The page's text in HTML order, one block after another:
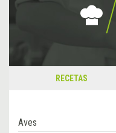
RECETAS
Aves